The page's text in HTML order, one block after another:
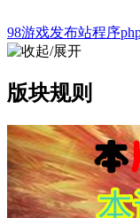
98游戏发布站程序
版块规则